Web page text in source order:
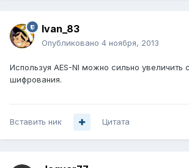
Ivan_83
Опубликовано 4 ноября, 2013
Используя AES-NI можно сильно увеличить
шифрования.
Вставить ник Цитата